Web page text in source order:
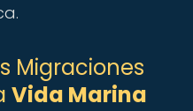
Migraciones
Vida Marina